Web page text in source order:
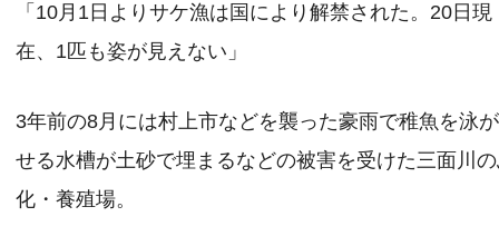
「10月1日よりサケ漁は国により解禁された。20日現
在、1匹も姿が見えない」
3年前の8月には村上市などを襲った豪雨で稚魚を泳が
せる水槽が土砂で埋まるなどの被害を受けた三面川
化・養殖場。